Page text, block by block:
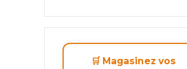
🛒 Magasinez vos